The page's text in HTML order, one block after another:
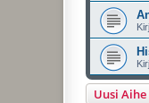
Uusi Aihe